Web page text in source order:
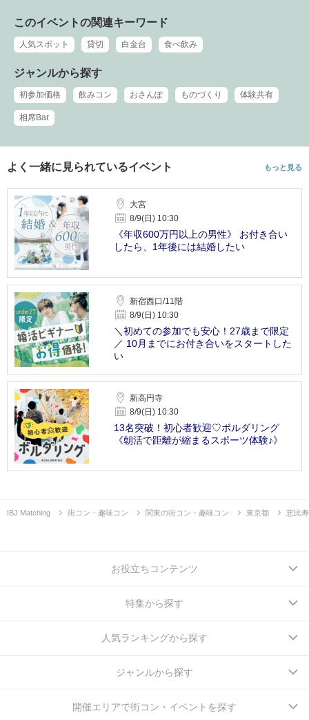
このイベントの関連キーワード
人気スポット 貸切 白金台 食べ飲み
ジャンルから探す
初参加価格 飲みコン おさんぽ ものづくり 体験共有
相席Bar
よく一緒に見られているイベント もっと見る
大宮
8/9(日) 10:30
《年収600万円以上の男性》 お付き合い
したら、1年後には結婚したい
新宿西口/11階
8/9(日) 10:30
＼初めての参加でも安心！27歳まで限定
／ 10月までにお付き合いをスタートした
い
新高円寺
8/9(日) 10:30
13名突破！初心者歓迎♡ボルダリング
《朝活で距離が縮まるスポーツ体験♪》
IBJ Matching 街コン・趣味コン 関東の街コン・趣味コン 東京都 恵比
お役立ちコンテンツ
特集から探す
人気ランキングから探す
ジャンルから探す
開催エリアで街コン・イベントを探す